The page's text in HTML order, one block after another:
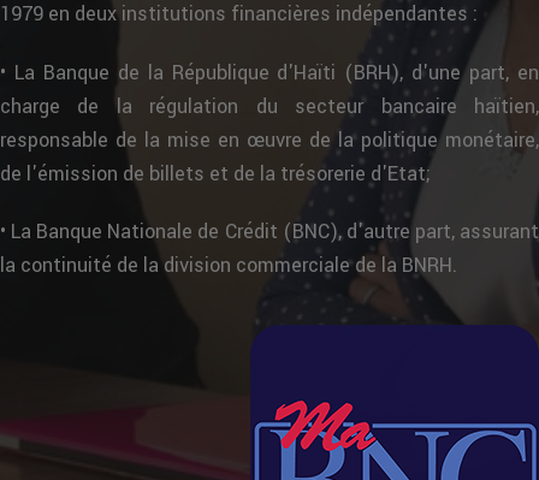
1979 en deux institutions financières indépendantes :
• La Banque de la République d'Haïti (BRH), d'une part, en
charge de la régulation du secteur bancaire haïtien,
responsable de la mise en œuvre de la politique monétaire,
de l'émission de billets et de la trésorerie d'Etat;
• La Banque Nationale de Crédit (BNC), d'autre part, assurant
la continuité de la division commerciale de la BNRH.